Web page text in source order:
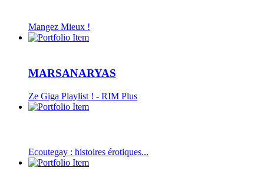
Mangez Mieux !
MARSANARYAS
Ze Giga Playlist ! - RIM Plus
Ecoutegay : histoires érotiques...